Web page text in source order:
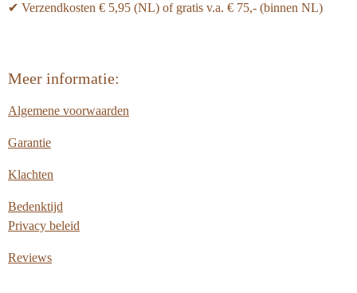
✔ Verzendkosten € 5,95 (NL) of gratis v.a. € 75,- (binnen NL)
Meer informatie:
Algemene voorwaarden
Garantie
Klachten
Bedenktijd
Privacy beleid
Reviews